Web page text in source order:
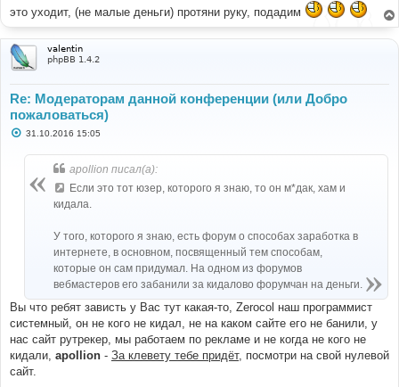
это уходит, (не малые деньги) протяни руку, подадим
valentin
phpBB 1.4.2
Re: Модераторам данной конференции (или Добро
пожаловаться)
С31.10.2016 15:05
apollion писал(а):
Если это тот юзер, которого я знаю, то он м*дак, хам и
кидала.
У того, которого я знаю, есть форум о способах заработка в
интернете, в основном, посвященный тем способам,
которые он сам придумал. На одном из форумов
вебмастеров его забанили за кидалово форумчан на деньги.
Вы что ребят зависть у Вас тут какая-то, Zerocol наш программист
системный, он не кого не кидал, не на каком сайте его не банили, у
нас сайт рутрекер, мы работаем по рекламе и не когда не кого не
кидали, apollion - За клевету тебе придёт, посмотри на свой нулевой
сайт.